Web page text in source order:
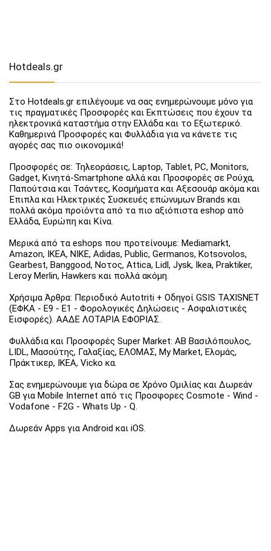
Hotdeals.gr
Στο Hotdeals.gr επιλέγουμε να σας ενημερώνουμε μόνο για
τις πραγματικές Προσφορές και Εκπτώσεις που έχουν τα
ηλεκτρονικά καταστήμα στην Ελλάδα και το Εξωτερικό.
Καθημερινά Προσφορές και Φυλλάδια για να κάνετε τις
αγορές σας πιο οικονομικά!
Προσφορές σε: Τηλεοράσεις, Laptop, Tablet, PC, Monitors,
Gadget, Κινητά-Smartphone αλλά και Προσφορές σε Ρούχα,
Παπούτσια και Τσάντες, Κοσμήματα και Αξεσουάρ ακόμα και
Έπιπλα και Ηλεκτρικές Συσκευές επώνυμων Brands και
πολλά ακόμα προϊόντα από τα πιο αξιόπιστα eshop από
Ελλάδα, Ευρώπη και Κίνα.
Μερικά από τα eshops που προτείνουμε: Mediamarkt,
Amazon, IKEA, NIKE, Adidas, Public, Germanos, Kotsovolos,
Gearbest, Banggood, Νοτος, Attica, Lidl, Jysk, Ikea, Praktiker,
Leroy Merlin, Hawkers και πολλά ακόμη.
Χρήσιμα Άρθρα: Περιοδικό Autotriti + Οδηγοί GSIS TAXISNET
(ΕΦΚΑ - Ε9 - Ε1 - Φορολογικές Δηλώσεις - Ασφαλιστικές
Εισφορές). ΑΑΔΕ ΛΟΤΑΡΙΑ ΕΦΟΡΙΑΣ.
Φυλλάδια και Προσφορές Super Market: ΑΒ Βασιλόπουλος,
LIDL, Μασούτης, Γαλαξίας, ΕΛΟΜΑΣ, My Market, Ελομάς,
Πράκτικερ, ΙΚΕΑ, Vicko κα.
Σας ενημερώνουμε για δώρα σε Χρόνο Ομιλίας και Δωρεάν
GB για Mobile Internet από τις Προσφορες Cosmote - Wind -
Vodafone - F2G - Whats Up - Q.
Δωρεάν Apps για Android και iOS.